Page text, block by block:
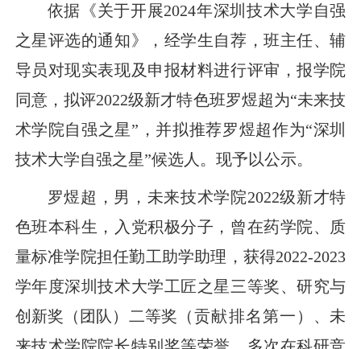
依据《关于开展2024年深圳技术大学自强
之星评选的通知》，经学生自荐，班主任、辅
导员对现实表现及申报材料进行评审，报学院
同意，拟评2022级新才特色班罗煜超为“未来技
术学院自强之星”，并拟推荐罗煜超作为“深圳
技术大学自强之星”候选人。现予以公示。
罗煜超，男，未来技术学院2022级新才特
色班本科生，入党积极分子，曾在药学院、质
量标准学院担任勤工助学助理，获得2022-2023
学年度深圳技术大学工匠之星三等奖、研究与
创新奖（团队）二等奖 （贡献排名第一） 、未